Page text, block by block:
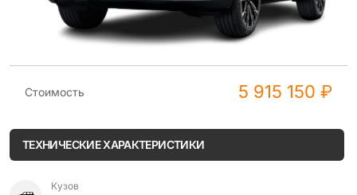
Стоимость 5 915 150 ₽
ТЕХНИЧЕСКИЕ ХАРАКТЕРИСТИКИ
Кузов